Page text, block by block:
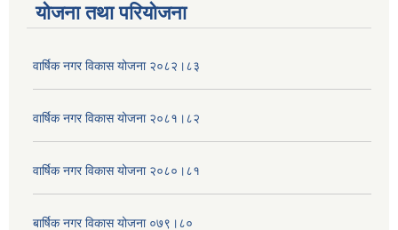
योजना तथा परियोजना
वार्षिक नगर विकास योजना २०८२।८३
वार्षिक नगर विकास योजना २०८१।८२
वार्षिक नगर विकास योजना २०८०।८१
बार्षिक नगर विकास योजना ०७९।८०